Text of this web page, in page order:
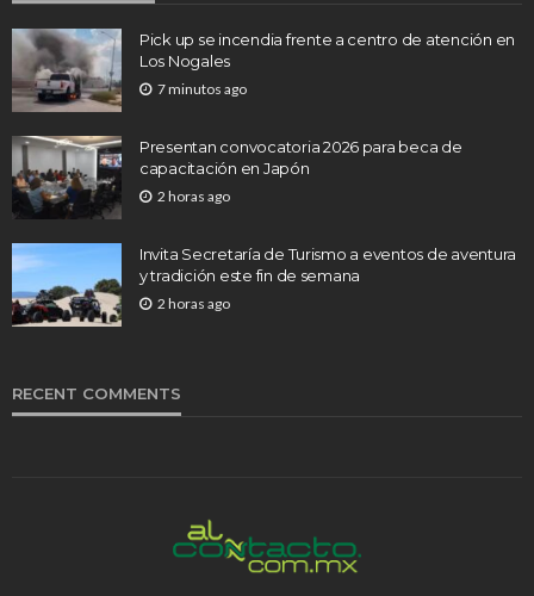
Pick up se incendia frente a centro de atención en
Los Nogales
7 minutos ago
Presentan convocatoria 2026 para beca de
capacitación en Japón
2 horas ago
Invita Secretaría de Turismo a eventos de aventura
y tradición este fin de semana
2 horas ago
RECENT COMMENTS